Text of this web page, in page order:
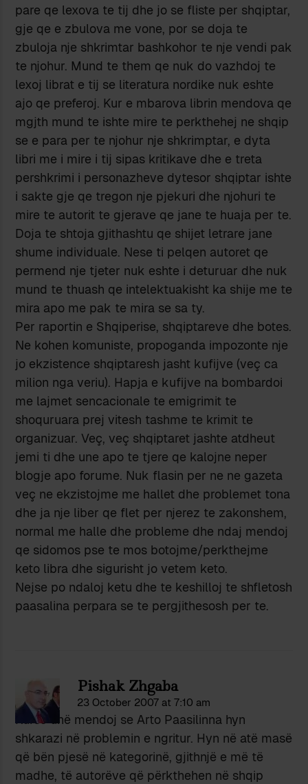
pare qe lexova te tij dhe jo se fliste per shqiptar,
gje qe e zbulova me vone, por se doja te
zbuloja nje shkrimtar bashkohor te nje vendi pak
te njohur. Mund te them qe nuk do vazhdoj te
lexoj librat e tij se literatura nordike nuk eshte
ajo qe preferoj. Kur e mbarova librin mendova qe
mgjth mund te ishte mire te perkthehej ne shqip
se e para per te njohur nje shkrimptar, e dyta
libri me i mire i tij sipas kritikave dhe e treta
pershkrimi i personazheve dytesor shqiptar ishte
i sakte gje qe tregon nje pjekuri dhe njohuri te
mire te autorit te gjerave qe jane te huaja per te.
Doja te shtoja gjithashtu qe shijet letrare jane
shume individuale. Nese ti pelqen autoret qe
permend nje tjeter nuk eshte i deturuar dhe nuk
mund te thuash qe intelektuakisht ka shije me te
mira apo me pak te mira se sa ty.
Per raportin e Shqiperise, shqiptareve dhe botes.
Ne kohen komuniste, propoganda impozonte nje
jo ekzistence shqiptaresh jasht kufijve (veç ca
milion nga veriu). Hapja e kufijve na bombardoi
me lajmet sencacionale te emigrimit te
shoquruara prej vitesh tashme te krimit te
organizuar. Veç, veç shqiptaret jashte atdheut
jemi ti dhe une apo te tjere qe kalojne neper
blogje apo forume. Nuk flasin per ne ne gazeta
veç ne ekzistojme me hallet dhe problemet tona
dhe ja nje liber qe flet per njerez te zakonshem,
normal me halle dhe probleme dhe ndaj mendoj
qe sidomos pse te mos botojme/perkthejme
keto libra dhe sigurisht jo vetem keto.
Nejse po ndaloj ketu dhe te keshilloj te shfletosh
paasalina perpara se te pergjithesosh per te.
Pishak Zhgaba
23 October 2007 at 7:10 am
Kurse unë mendoj se Arto Paasilinna hyn
shkarazi në problemin e ngritur. Hyn në atë masë
që bën pjesë në kategorinë, gjithnjë e më të
madhe, të autorëve që përkthehen në shqip